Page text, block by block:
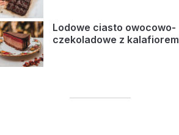
Lodowe ciasto owocowo-
czekoladowe z kalafiorem